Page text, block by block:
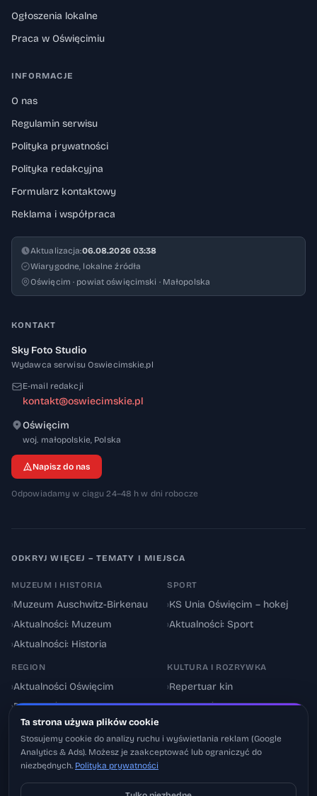
Ogłoszenia lokalne
Praca w Oświęcimiu
INFORMACJE
O nas
Regulamin serwisu
Polityka prywatności
Polityka redakcyjna
Formularz kontaktowy
Reklama i współpraca
Aktualizacja:06.08.2026 03:38
Wiarygodne, lokalne źródła
Oświęcim · powiat oświęcimski · Małopolska
KONTAKT
Sky Foto Studio
Wydawca serwisu Oswiecimskie.pl
E-mail redakcji
kontakt@oswiecimskie.pl
Oświęcim
woj. małopolskie, 32-600
Polska
Napisz do nas
Odpowiadamy w ciągu 24–48 h w dni robocze
ODKRYJ WIĘCEJ – TEMATY I MIEJSCA
MUZEUM I HISTORIA
›Muzeum Auschwitz-Birkenau
›Aktualności: Muzeum
›Aktualności: Historia
SPORT
›KS Unia Oświęcim – hokej
›Aktualności: Sport
REGION
›Aktualności Oświęcim
›Powiat oświęcimski
Utrudnienia drogowe
KULTURA I ROZRYWKA
›Repertuar kin
›Aktualności: Kultura
Ta strona używa plików cookie
Stosujemy cookie do analizy ruchu i wyświetlania reklam (Google
Analytics & Ads). Możesz je zaakceptować lub ograniczyć do
niezbędnych. Polityka prywatności